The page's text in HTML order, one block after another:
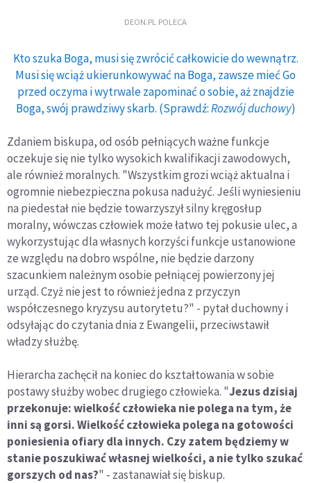
DEON.PL POLECA
Kto szuka Boga, musi się zwrócić całkowicie do wewnątrz.
Musi się wciąż ukierunkowywać na Boga, zawsze mieć Go
przed oczyma i wytrwale zapominać o sobie, aż znajdzie
Boga, swój prawdziwy skarb. (Sprawdź:Rozwój duchowy)
Zdaniem biskupa, od osób pełniących ważne funkcje
oczekuje się nie tylko wysokich kwalifikacji zawodowych,
ale również moralnych. "Wszystkim grozi wciąż aktualna i
ogromnie niebezpieczna pokusa nadużyć. Jeśli wyniesieniu
na piedestał nie będzie towarzyszył silny kręgosłup
moralny, wówczas człowiek może łatwo tej pokusie ulec, a
wykorzystując dla własnych korzyści funkcje ustanowione
ze względu na dobro wspólne, nie będzie darzony
szacunkiem należnym osobie pełniącej powierzony jej
urząd. Czyż nie jest to również jedna z przyczyn
współczesnego kryzysu autorytetu?" - pytał duchowny i
odsyłając do czytania dnia z Ewangelii, przeciwstawił
władzy służbę.
Hierarcha zachęcił na koniec do kształtowania w sobie
postawy służby wobec drugiego człowieka. "Jezus dzisiaj
przekonuje: wielkość człowieka nie polega na tym, że
inni są gorsi. Wielkość człowieka polega na gotowości
poniesienia ofiary dla innych. Czy zatem będziemy w
stanie poszukiwać własnej wielkości, a nie tylko szukać
gorszych od nas?" - zastanawiał się biskup.